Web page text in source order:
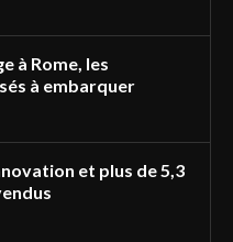
à Rome, les
à embarquer
et plus de 5,3